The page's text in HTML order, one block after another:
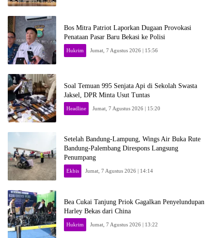
Bos Mitra Patriot Laporkan Dugaan Provokasi
Penataan Pasar Baru Bekasi ke Polisi
Hukrim Jumat, 7 Agustus 2026 | 15:56
Soal Temuan 995 Senjata Api di Sekolah Swasta
Jaksel, DPR Minta Usut Tuntas
Headline Jumat, 7 Agustus 2026 | 15:20
Setelah Bandung-Lampung, Wings Air Buka Rute
Bandung-Palembang Direspons Langsung
Penumpang
Ekbis Jumat, 7 Agustus 2026 | 14:14
Bea Cukai Tanjung Priok Gagalkan Penyelundupan
Harley Bekas dari China
Hukrim Jumat, 7 Agustus 2026 | 13:22